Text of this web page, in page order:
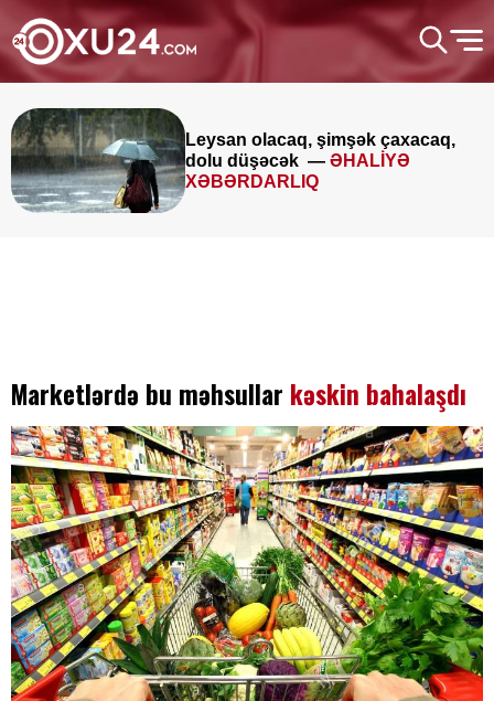
Leysan olacaq, şimşək çaxacaq,
dolu düşəcək — ƏHALİYƏ
XƏBƏRDARLIQ
Marketlərdə bu məhsullar kəskin bahalaşdı